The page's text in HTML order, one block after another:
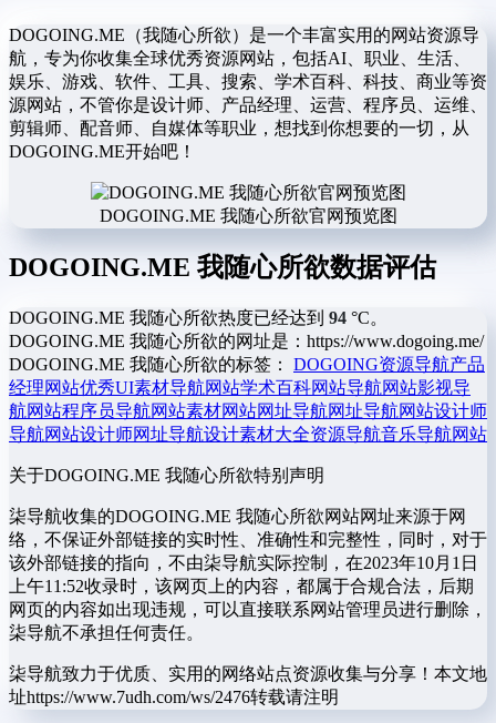
DOGOING.ME（我随心所欲）是一个丰富实用的网站资源导
航，专为你收集全球优秀资源网站，包括AI、职业、生活、
娱乐、游戏、软件、工具、搜索、学术百科、科技、商业等资
源网站，不管你是设计师、产品经理、运营、程序员、运维、
剪辑师、配音师、自媒体等职业，想找到你想要的一切，从
DOGOING.ME开始吧！
DOGOING.ME 我随心所欲官网预览图
DOGOING.ME 我随心所欲数据评估
DOGOING.ME 我随心所欲热度已经达到 94 °C。
DOGOING.ME 我随心所欲的网址是：https://www.dogoing.me/
DOGOING.ME 我随心所欲的标签： DOGOING资源导航产品
经理网站优秀UI素材导航网站学术百科网站导航网站影视导
航网站程序员导航网站素材网站网址导航网址导航网站设计师
导航网站设计师网址导航设计素材大全资源导航音乐导航网站
关于DOGOING.ME 我随心所欲特别声明
柒导航收集的DOGOING.ME 我随心所欲网站网址来源于网
络，不保证外部链接的实时性、准确性和完整性，同时，对于
该外部链接的指向，不由柒导航实际控制，在2023年10月1日
上午11:52收录时，该网页上的内容，都属于合规合法，后期
网页的内容如出现违规，可以直接联系网站管理员进行删除，
柒导航不承担任何责任。
柒导航致力于优质、实用的网络站点资源收集与分享！ 本文地
址https://www.7udh.com/ws/2476转载请注明